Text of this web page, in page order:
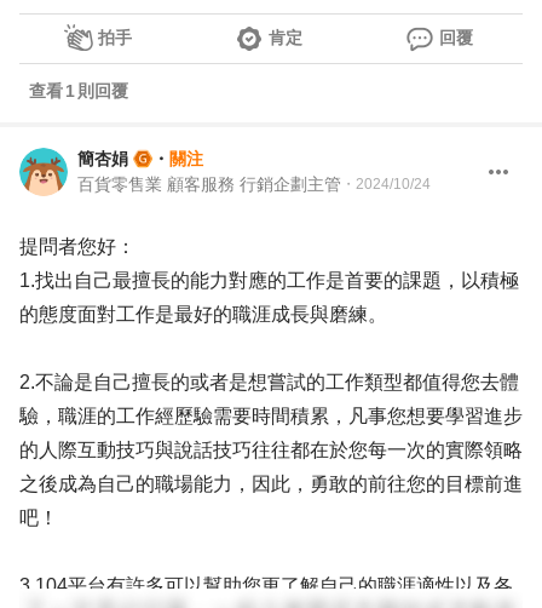
拍手 肯定 回覆
查看1 則回覆
簡杏娟 ・ 關注
百貨零售業 顧客服務 行銷企劃主管 ・ 2024/10/24
提問者您好：
1.找出自己最擅長的能力對應的工作是首要的課題，以積極
的態度面對工作是最好的職涯成長與磨練。
2.不論是自己擅長的或者是想嘗試的工作類型都值得您去體
驗，職涯的工作經歷驗需要時間積累，凡事您想要學習進步
的人際互動技巧與說話技巧往往都在於您每一次的實際領略
之後成為自己的職場能力，因此，勇敢的前往您的目標前進
吧！
3.104平台有許多可以幫助您更了解自己的職涯適性以及各